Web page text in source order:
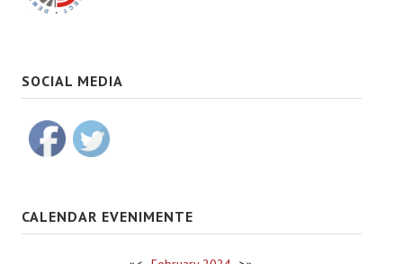
SOCIAL MEDIA
CALENDAR EVENIMENTE